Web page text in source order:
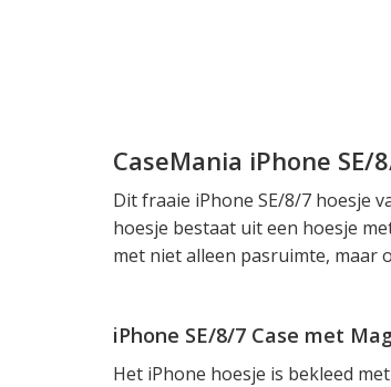
CaseMania iPhone SE/
Dit fraaie iPhone SE/8/7 hoesje
hoesje bestaat uit een hoesje
met niet alleen pasruimte, maar
iPhone SE/8/7 Case met
Het iPhone hoesje is bekleed